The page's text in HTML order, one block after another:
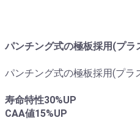
パンチング式の極板採用(プラ
パンチング式の極板採用(プラ
寿命特性30%UP
CAA値15%UP